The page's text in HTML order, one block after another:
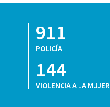
911
POLICÍA
144
VIOLENCIA A LA MUJER